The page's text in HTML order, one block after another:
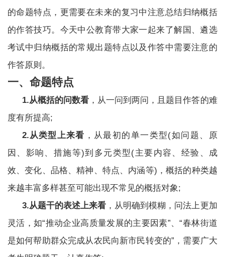
的命题特点，更需要在未来的复习中注意总结归纳概括
的作答技巧。今天中公教育带大家一起来了解国、遴选
考试中归纳概括的常规出题特点以及作答中需要注意的
作答原则。
一、命题特点
1.从概括的问数看，从一问到两问，且题目作答的难
度有所提高;
2.从类型上来看 ，从最初的单一类型(如问题、原
因、影响、措施等)到多元类型(主要内容、经验、成
效、变化、品格、精神、特点、内涵等)，概括的种类越
来越丰富多样甚至可能出现不常见的概括对象;
3.从题干的表述上来看，从明确到模糊，问法上更加
灵活，如“推动企业高质量发展的主要因素”、“春林街道
是如何帮助群众完成从农民向新市民转变的”，需要广大
省市/中央遴选 考试题库 笔试资料 面
省市遴选
考试公告 报考指导 考试通知
职位表 成绩查询 面试录用
中央遴选
考试公告 报考指导 考试通知
职位查询 准考证 成绩查询